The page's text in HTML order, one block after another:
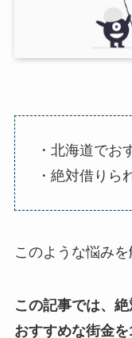
・北海道でお
・絶対借りら
このような悩みを
この記事では、
おすすめな街金を